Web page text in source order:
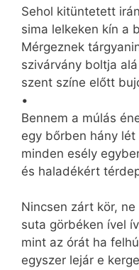
Sehol kitüntetett
sima lelkeken kín a
Mérgeznek
szivárvány boltja
szent színe előtt
•
Bennem a múlás
egy bőrben hány lét
minden esély
és haladékért
Nincsen zárt kör, ne
suta görbéken ível
mint az órát ha
egyszer lejár e